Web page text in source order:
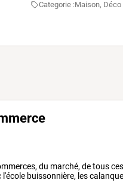
Categorie :Maison,
du marché, de tous
buissonnière, les